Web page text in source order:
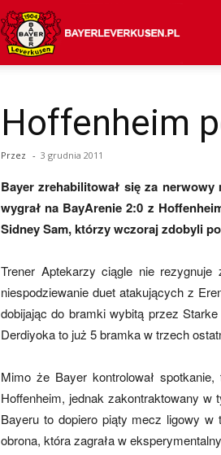
–
mecze,
Hoffenheim
Przez - 3 grudnia 2011
Bayer zrehabilitował się za
wygrał na BayArenie 2:0 z
Sidney Sam, którzy wczoraj zdobyli
Trener Aptekarzy ciągle nie rezygnuje
niespodziewanie duet atakujących z
dobijając do bramki wybitą przez
Derdiyoka to już 5 bramka w trzech
Mimo że Bayer kontrolował
Hoffenheim, jednak zakontraktowany w
Bayeru to dopiero piąty mecz ligowy
obrona, która zagrała w